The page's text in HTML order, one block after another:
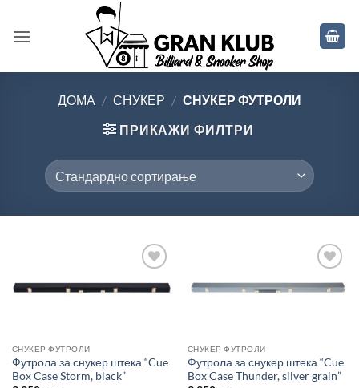
ДОМА / СНУКЕР / СНУКЕР ФУТРОЛИ
ПРИКАЖИ ФИЛТРИ
желботека
СНУКЕР ФУТРОЛИ
Футрола за снукер штека “Cue
Box Case Storm, black”
желботека
СНУКЕР ФУТРОЛИ
Футрола за снукер штека “Cue
Box Case Thunder, silver grain”